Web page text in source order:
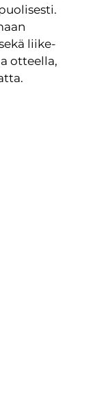
liike-
otteella,